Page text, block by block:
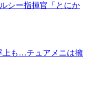
シー指揮官「とにか
上も…チュアメニは擁